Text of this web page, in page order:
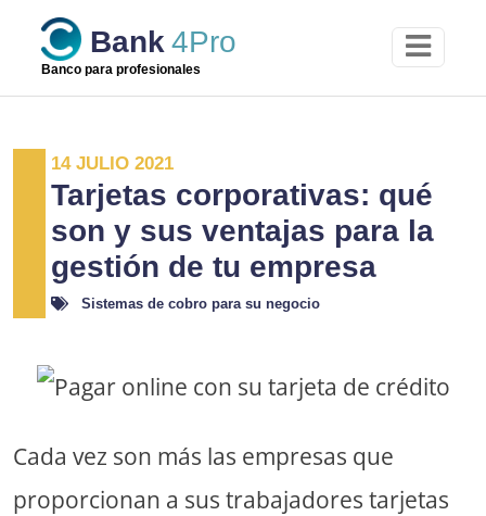
content
Bank 4Pro
Banco para profesionales
14 JULIO 2021
Tarjetas corporativas: qué
son y sus ventajas para la
gestión de tu empresa
Sistemas de cobro para su negocio
Cada vez son más las empresas que
proporcionan a sus trabajadores tarjetas